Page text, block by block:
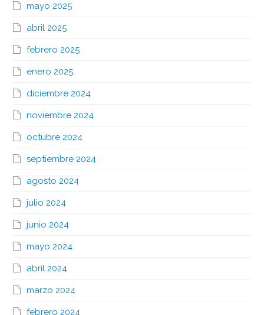
mayo 2025
abril 2025
febrero 2025
enero 2025
diciembre 2024
noviembre 2024
octubre 2024
septiembre 2024
agosto 2024
julio 2024
junio 2024
mayo 2024
abril 2024
marzo 2024
febrero 2024